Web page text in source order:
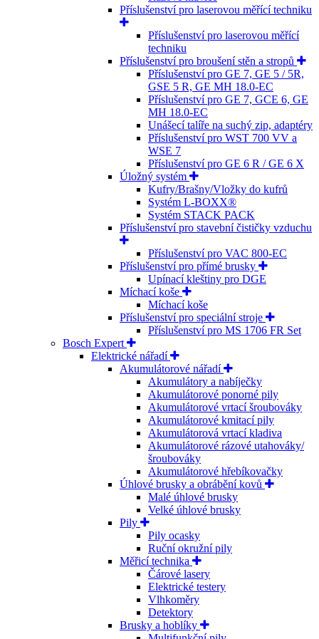
Příslušenství pro laserovou měřící techniku
Příslušenství pro laserovou měřící
techniku
Příslušenství pro broušení stěn a stropů
Příslušenství pro GE 7, GE 5 / 5R,
GSE 5 R, GE MH 18.0-EC
Příslušenství pro GE 7, GCE 6, GE
MH 18.0-EC
Unášecí talíře na suchý zip, adaptéry
Příslušenství pro WST 700 VV a
WSE 7
Příslušenství pro GE 6 R / GE 6 X
Úložný systém
Kufry/Brašny/Vložky do kufrů
Systém L-BOXX®
Systém STACK PACK
Příslušenství pro stavební čističky vzduchu
Příslušenství pro VAC 800-EC
Příslušenství pro přímé brusky
Upínací kleštiny pro DGE
Míchací koše
Míchací koše
Příslušenství pro speciální stroje
Příslušenství pro MS 1706 FR Set
Bosch Expert
Elektrické nářadí
Akumulátorové nářadí
Akumulátory a nabíječky
Akumulátorové ponorné pily
Akumulátorové vrtací šroubováky
Akumulátorové kmitací pily
Akumulátorová vrtací kladiva
Akumulátorové rázové utahováky/
šroubováky
Akumulátorové hřebíkovačky
Úhlové brusky a obrábění kovů
Malé úhlové brusky
Velké úhlové brusky
Pily
Pily ocasky
Ruční okružní pily
Měřicí technika
Čárové lasery
Elektrické testery
Vlhkoměry
Detektory
Brusky a hoblíky